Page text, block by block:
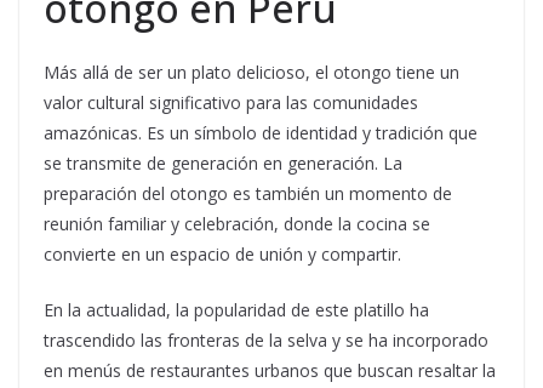
Más allá de ser un plato delicioso, el otongo tiene un
valor cultural significativo para las comunidades
amazónicas. Es un símbolo de identidad y tradición que
se transmite de generación en generación. La
preparación del otongo es también un momento de
reunión familiar y celebración, donde la cocina se
convierte en un espacio de unión y compartir.
En la actualidad, la popularidad de este platillo ha
trascendido las fronteras de la selva y se ha incorporado
en menús de restaurantes urbanos que buscan resaltar la